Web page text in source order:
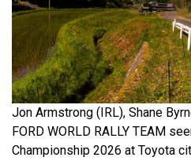
Jon Armstrong (IRL), Shane
FORD WORLD RALLY TEAM
Championship 2026 at Toyota